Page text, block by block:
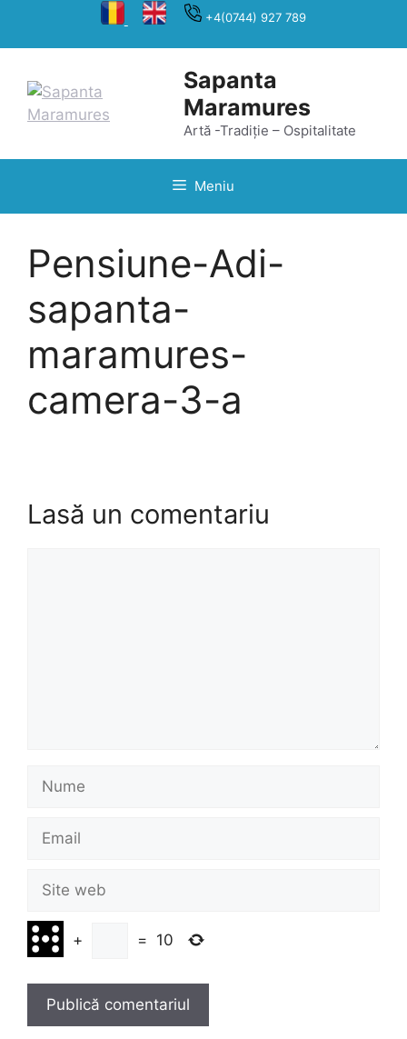
+4(0744) 927 789
Sapanta
Maramures
Artă -Tradiție – Ospitalitate
Meniu
Pensiune-Adi-
sapanta-
maramures-
camera-3-a
Lasă un comentariu
Nume
Email
Site
web
+ = 10